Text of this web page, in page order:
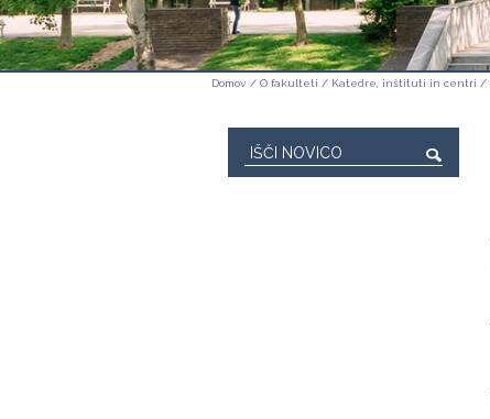
Domov / O fakulteti / Katedre, inštituti in centri /